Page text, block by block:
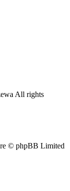
All rights
© phpBB Limited